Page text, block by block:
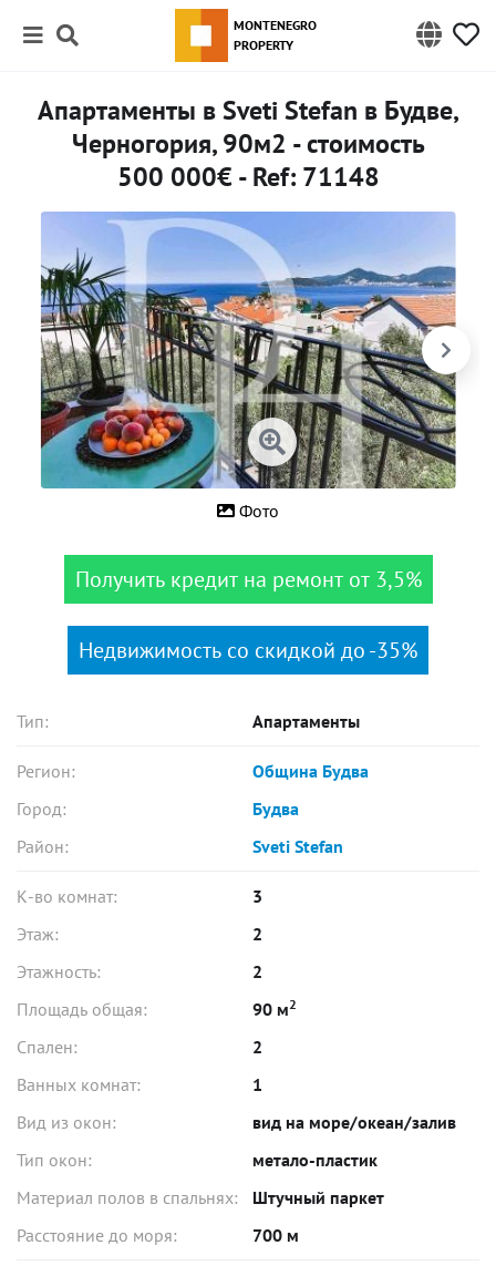
MONTENEGRO
PROPERTY
Апартаменты в Sveti Stefan в Будве,
Черногория, 90м2 - стоимость
500 000€ - Ref: 71148
Фото
Получить кредит на ремонт от 3,5%
Недвижимость со скидкой до -35%
Тип: Апартаменты
Регион:
Община Будва
Город:
Будва
Район:
Sveti Stefan
К-во комнат:
3
Этаж:
2
Этажность:
2
Площадь общая:
90 м2
Спален:
2
Ванных комнат:
1
Вид из окон:
вид на море/океан/залив
Тип окон:
метало-пластик
Материал полов в спальнях:
Штучный паркет
Расстояние до моря:
700 м